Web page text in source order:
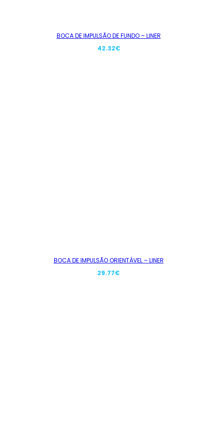
BOCA DE IMPULSÃO DE FUNDO – LINER
42.32€
BOCA DE IMPULSÃO ORIENTÁVEL – LINER
29.77€